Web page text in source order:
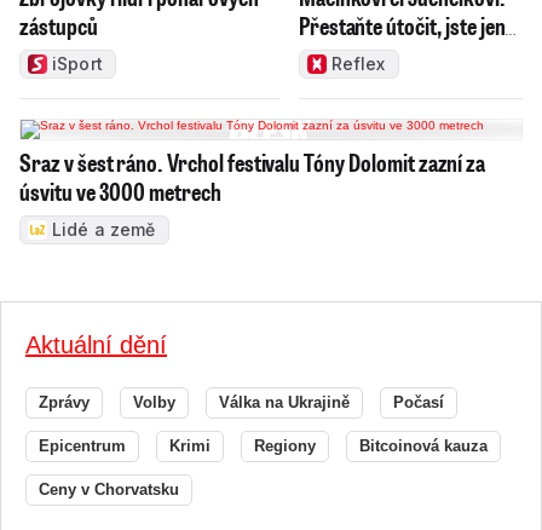
zástupců
iSport
Přestaňte útočit, jste jen
správci
Reflex
Sraz v šest ráno. Vrchol festivalu Tóny Dolomit zazní za
úsvitu ve 3000 metrech
Lidé a země
Aktuální dění
Zprávy Volby Válka na Ukrajině Počasí
Epicentrum Krimi Regiony Bitcoinová kauza
Ceny v Chorvatsku